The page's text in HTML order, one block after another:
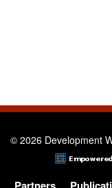
© 2026 Development